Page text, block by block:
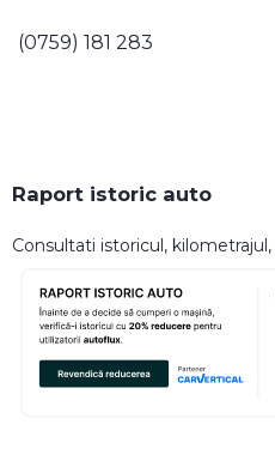
(0759) 181 283
Raport istoric auto
Consultati istoricul,